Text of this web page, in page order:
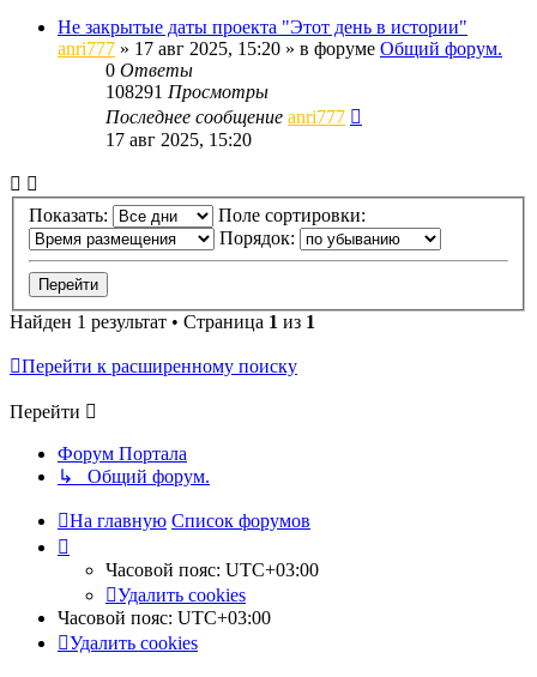
Не закрытые даты проекта "Этот день в истории"
anri777 » 17 авг 2025, 15:20 » в форуме Общий форум.
0 Ответы
108291 Просмотры
Последнее сообщение anri777
17 авг 2025, 15:20
Показать:
Поле сортировки:
Порядок:
Найден 1 результат • Страница 1 из 1
Перейти к расширенному поиску
Перейти
Форум Портала
↳ Общий форум.
На главную Список форумов
Часовой пояс: UTC+03:00
Удалить cookies
Часовой пояс: UTC+03:00
Удалить cookies